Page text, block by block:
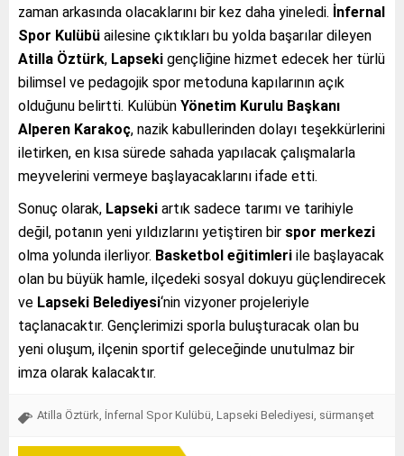
zaman arkasında olacaklarını bir kez daha yineledi. İnfernal
Spor Kulübü ailesine çıktıkları bu yolda başarılar dileyen
Atilla Öztürk, Lapseki gençliğine hizmet edecek her türlü
bilimsel ve pedagojik spor metoduna kapılarının açık
olduğunu belirtti. Kulübün Yönetim Kurulu Başkanı
Alperen Karakoç, nazik kabullerinden dolayı teşekkürlerini
iletirken, en kısa sürede sahada yapılacak çalışmalarla
meyvelerini vermeye başlayacaklarını ifade etti.
Sonuç olarak, Lapseki artık sadece tarımı ve tarihiyle
değil, potanın yeni yıldızlarını yetiştiren bir spor merkezi
olma yolunda ilerliyor. Basketbol eğitimleri ile başlayacak
olan bu büyük hamle, ilçedeki sosyal dokuyu güçlendirecek
ve Lapseki Belediyesi‘nin vizyoner projeleriyle
taçlanacaktır. Gençlerimizi sporla buluşturacak olan bu
yeni oluşum, ilçenin sportif geleceğinde unutulmaz bir
imza olarak kalacaktır.
Atilla Öztürk, İnfernal Spor Kulübü, Lapseki Belediyesi, sürmanşet